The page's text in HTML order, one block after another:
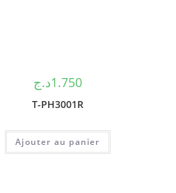
1.750د.ج
T-PH3001R
Ajouter au panier